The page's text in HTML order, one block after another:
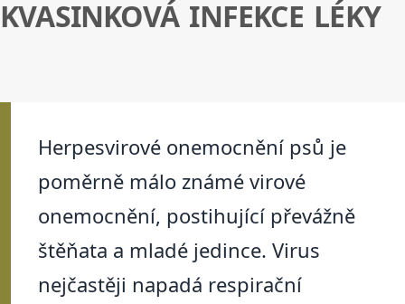
KVASINKOVÁ INFEKCE LÉKY
Herpesvirové onemocnění psů je
poměrně málo známé virové
onemocnění, postihující převážně
štěňata a mladé jedince. Virus
nejčastěji napadá respirační